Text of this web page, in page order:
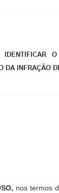
DA INFRAÇÃO
nos termos